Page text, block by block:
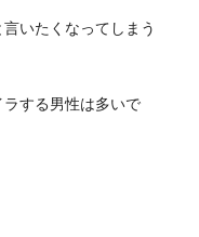
いたくなってしまう
する男性は多いで